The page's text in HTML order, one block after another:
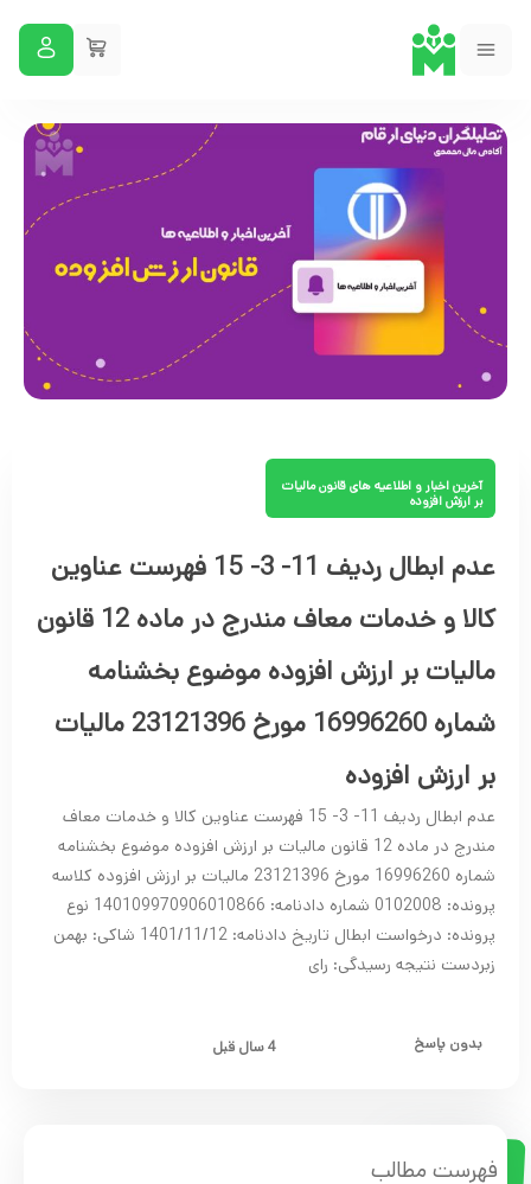
آخرین اخبار و اطلاعیه های قانون مالیات
بر ارزش افزوده
عدم ابطال ردیف 11- 3- 15 فهرست عناوین
کالا و خدمات معاف مندرج در ماده 12 قانون
مالیات بر ارزش افزوده موضوع بخشنامه
شماره 16996260 مورخ 23121396 مالیات
بر ارزش افزوده
عدم ابطال ردیف 11- 3- 15 فهرست عناوین کالا و خدمات معاف
مندرج در ماده 12 قانون مالیات بر ارزش افزوده موضوع بخشنامه
شماره 16996260 مورخ 23121396 مالیات بر ارزش افزوده کلاسه
پرونده: 0102008 شماره دادنامه: 140109970906010866 نوع
پرونده: درخواست ابطال تاریخ دادنامه: 1401/11/12 شاکی: بهمن
زبردست نتیجه رسیدگی: رای
بدون پاسخ 4 سال قبل
فهرست مطالب